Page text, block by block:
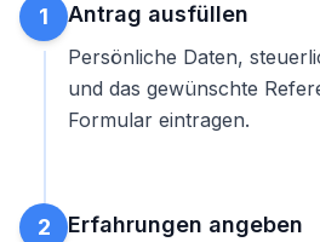
1 Antrag ausfüllen
Persönliche Daten,
und das gewünschte
Formular eintragen.
2 Erfahrungen angeben